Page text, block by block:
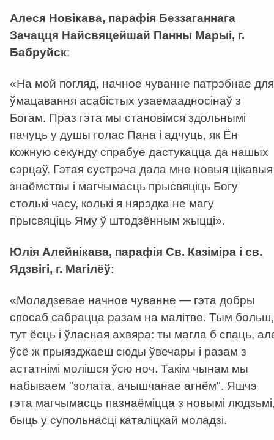
Алеся Новікава, парафія Беззаганнага
Зачацця Найсвяцейшай Панны Марыі, г.
Бабруйск:
«На мой погляд, начное чуванне патрэбнае для
ўмацавання асабістых узаемаадносінаў з
Богам. Праз гэта мы становімся здольнымі
пачуць у душы голас Пана і адчуць, як Ён
кожную секунду спрабуе дастукацца да нашых
сэрцаў. Гэтая сустрэча дала мне новыя цікавыя
знаёмствы і магчымасць прысвяціць Богу
столькі часу, колькі я нярэдка не магу
прысвяціць Яму ў штодзённым жыцці».
Юлія Алейнікава, парафія Св. Казіміра і св.
Ядзвігі, г. Магілёў:
«Моладзевае начное чуванне — гэта добры
спосаб сабрацца разам на малiтве. Тым больш,
тут ёсць і ўласная ахвяра: ты магла б спаць,
ўсё ж прыязджаеш сюды ўвечары i разам з
астатнiмi молiшся ўсю ноч. Такiм чынам мы
набываем "золата, ачышчанае агнём". Яшчэ
гэта магчымасць пазнаёмiцца з новымi
быць у супольнасцi каталiцкай моладзi.